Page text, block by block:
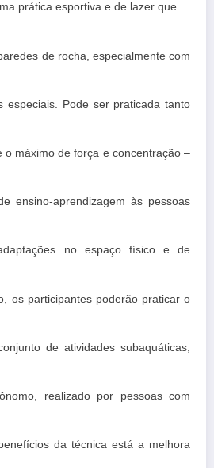
prática esportiva e de lazer que
de rocha, especialmente com
especiais. Pode ser praticada tanto
o máximo de força e concentração –
ensino-aprendizagem às pessoas
no espaço físico e de
os participantes poderão praticar o
de atividades subaquáticas,
realizado por pessoas com
da técnica está a melhora